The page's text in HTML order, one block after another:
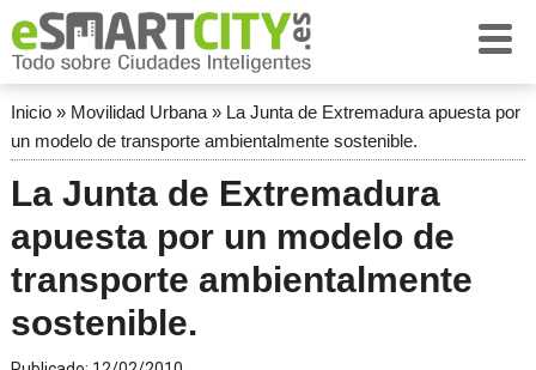
Inicio» Movilidad Urbana» La Junta de Extremadura apuesta por
un modelo de transporte ambientalmente sostenible.
La Junta de Extremadura
apuesta por un modelo de
transporte ambientalmente
sostenible.